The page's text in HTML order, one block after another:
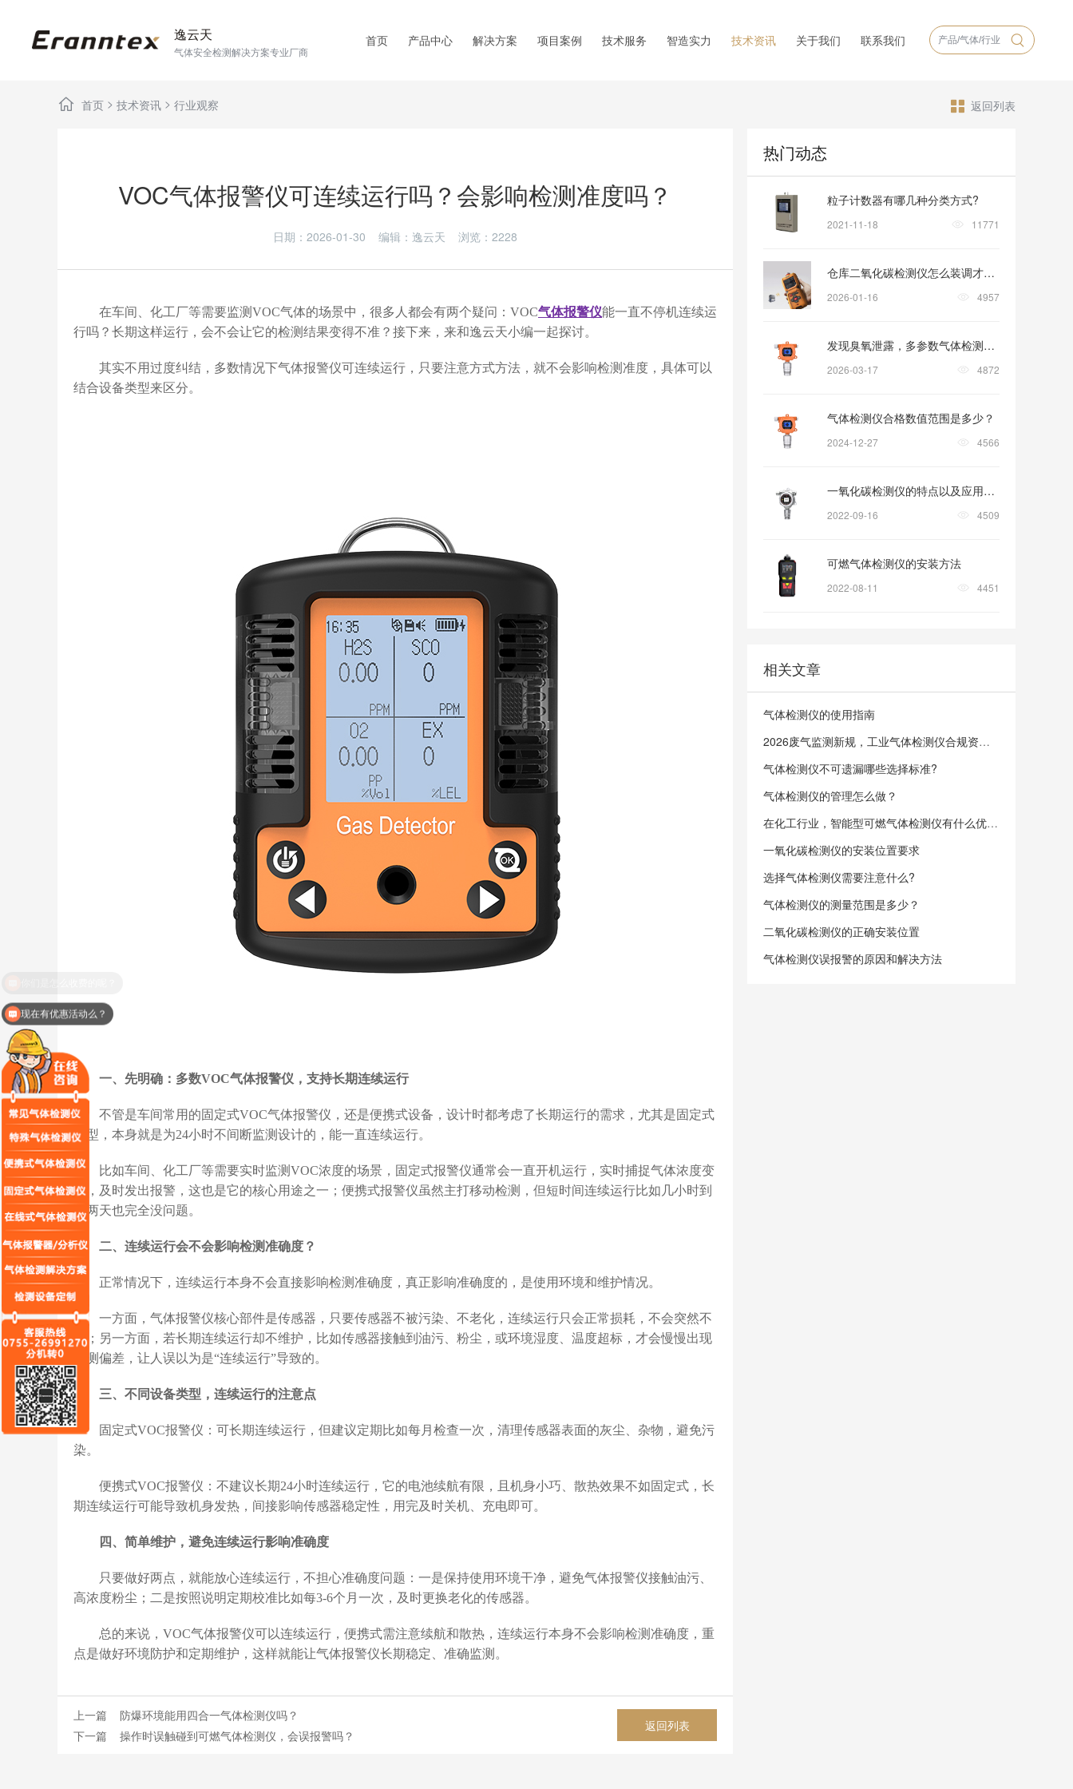
逸云天
气体安全检测解决方案专业厂商
首页 产品中心 解决方案 项目案例 技术服务 智造实力 技术资讯 关于我们 联系我们
首页 > 技术资讯 > 行业观察 返回列表
VOC气体报警仪可连续运行吗？会影响检测准度吗？
日期：2026-01-30 编辑：逸云天 浏览： 2228
在车间、化工厂等需要监测VOC气体的场景中，很多人都会有两个疑问：VOC气体报警仪能一直不停机连续运
行吗？长期这样运行，会不会让它的检测结果变得不准？接下来，来和逸云天小编一起探讨。
其实不用过度纠结，多数情况下气体报警仪可连续运行，只要注意方式方法，就不会影响检测准度，具体可以
结合设备类型来区分。
一、先明确：多数VOC气体报警仪，支持长期连续运行
不管是车间常用的固定式VOC气体报警仪，还是便携式设备，设计时都考虑了长期运行的需求，尤其是固定式
机型，本身就是为24小时不间断监测设计的，能一直连续运行。
比如车间、化工厂等需要实时监测VOC浓度的场景，固定式报警仪通常会一直开机运行，实时捕捉气体浓度变
化，及时发出报警，这也是它的核心用途之一；便携式报警仪虽然主打移动检测，但短时间连续运行比如几小时到
一两天也完全没问题。
二、连续运行会不会影响检测准确度？
正常情况下，连续运行本身不会直接影响检测准确度，真正影响准确度的，是使用环境和维护情况。
一方面，气体报警仪核心部件是传感器，只要传感器不被污染、不老化，连续运行只会正常损耗，不会突然不
准；另一方面，若长期连续运行却不维护，比如传感器接触到油污、粉尘，或环境湿度、温度超标，才会慢慢出现
检测偏差，让人误以为是“连续运行”导致的。
三、不同设备类型，连续运行的注意点
固定式VOC报警仪：可长期连续运行，但建议定期比如每月检查一次，清理传感器表面的灰尘、杂物，避免污
染。
便携式VOC报警仪：不建议长期24小时连续运行，它的电池续航有限，且机身小巧、散热效果不如固定式，长
期连续运行可能导致机身发热，间接影响传感器稳定性，用完及时关机、充电即可。
四、简单维护，避免连续运行影响准确度
只要做好两点，就能放心连续运行，不担心准确度问题：一是保持使用环境干净，避免气体报警仪接触油污、
高浓度粉尘；二是按照说明定期校准比如每3-6个月一次，及时更换老化的传感器。
总的来说，VOC气体报警仪可以连续运行，便携式需注意续航和散热，连续运行本身不会影响检测准确度，重
点是做好环境防护和定期维护，这样就能让气体报警仪长期稳定、准确监测。
返回列表
上一篇 防爆环境能用四合一气体检测仪吗？
下一篇 操作时误触碰到可燃气体检测仪，会误报警吗？
热门动态
粒子计数器有哪几种分类方式?
2021-11-18 11771
仓库二氧化碳检测仪怎么装调才稳妥？
2026-01-16 4957
发现臭氧泄露，多参数气体检测仪怎样助力安全撤离？
2026-03-17 4872
气体检测仪合格数值范围是多少？
2024-12-27 4566
一氧化碳检测仪的特点以及应用领域
2022-09-16 4509
可燃气体检测仪的安装方法
2022-08-11 4451
相关文章
气体检测仪的使用指南
2026废气监测新规，工业气体检测仪合规资质有哪些要求
气体检测仪不可遗漏哪些选择标准?
气体检测仪的管理怎么做？
在化工行业，智能型可燃气体检测仪有什么优势？
一氧化碳检测仪的安装位置要求
选择气体检测仪需要注意什么?
气体检测仪的测量范围是多少？
二氧化碳检测仪的正确安装位置
气体检测仪误报警的原因和解决方法
现在有优惠活动么？